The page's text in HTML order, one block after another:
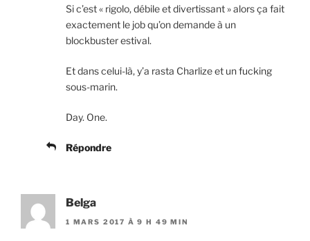
Si c’est « rigolo, débile et divertissant » alors ça fait
exactement le job qu’on demande à un
blockbuster estival.
Et dans celui-là, y’a rasta Charlize et un fucking
sous-marin.
Day. One.
Répondre
Belga
1 MARS 2017 À 9 H 49 MIN